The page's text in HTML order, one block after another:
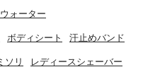
ォーター
ボディシート 汗止めバンド
ソリ レディースシェーバー